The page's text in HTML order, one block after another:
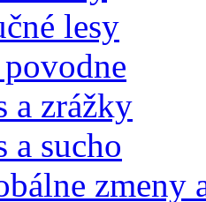
lesy
a zrážky
a sucho
zmeny